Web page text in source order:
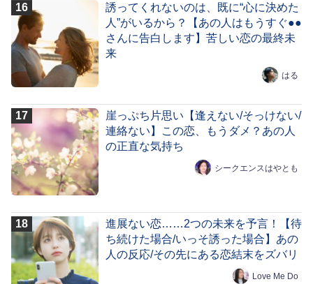
誘ってくれないのは、既に“心に決めた
人”がいるから？【あの人はもうすぐ●●
さんに告白します】苦しい恋の最終未
来
はる
崖っぷち片思い【逢えない/そっけない/
連絡ない】この恋、もうダメ？あの人
の正直な気持ち
シークエンスはやとも
進展ない恋……2つの未来を予言！【待
ち続けた場合/いっそ誘った場合】あの
人の反応/その先にある恋結末をズバリ
Love Me Do